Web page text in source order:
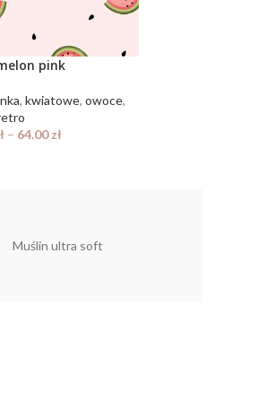
pink
,kwiatowe,owoce,
– 64.00zł
Muślin ultra soft